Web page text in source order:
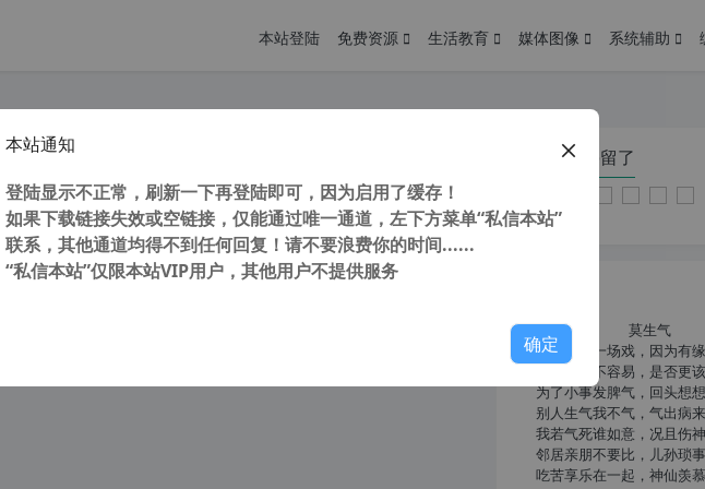
本站登陆 免费资源 生活教育 媒体图像 系统辅助
支持winxp视频播放器 爱奇艺万能联播 PC版 v5.4.1.5408 官方版 最后支持winxp版本
载请注明： 转载自 cnorg.12hp.de 注意： 由于网站空间位于国
晚上的访问高...
您在本页停留了
莫生气
人生就像一场戏，因为有缘
相扶到老不容易，是否更
为了小事发脾气，回头想想
别人生气我不气，气出病来
我若气死谁如意，况且伤神
邻居亲朋不要比，儿孙琐事
吃苦享乐在一起，神仙羡慕
本站通知
登陆显示不正常，刷新一下再登陆即可，因为启用了缓存！
如果下载链接失效或空链接，仅能通过唯一通道，左下方菜单“私信本站”
联系，其他通道均得不到任何回复！请不要浪费你的时间......
“私信本站”仅限本站VIP用户，其他用户不提供服务
确定